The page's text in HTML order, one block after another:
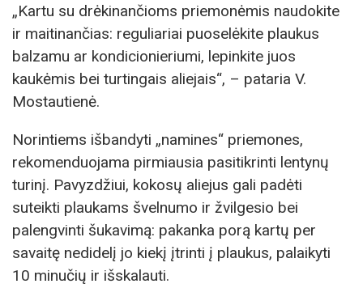
„Kartu su drėkinančioms priemonėmis naudokite
ir maitinančias: reguliariai puoselėkite plaukus
balzamu ar kondicionieriumi, lepinkite juos
kaukėmis bei turtingais aliejais“, – pataria V.
Mostautienė.
Norintiems išbandyti „namines“ priemones,
rekomenduojama pirmiausia pasitikrinti lentynų
turinį. Pavyzdžiui, kokosų aliejus gali padėti
suteikti plaukams švelnumo ir žvilgesio bei
palengvinti šukavimą: pakanka porą kartų per
savaitę nedidelį jo kiekį įtrinti į plaukus, palaikyti
10 minučių ir išskalauti.